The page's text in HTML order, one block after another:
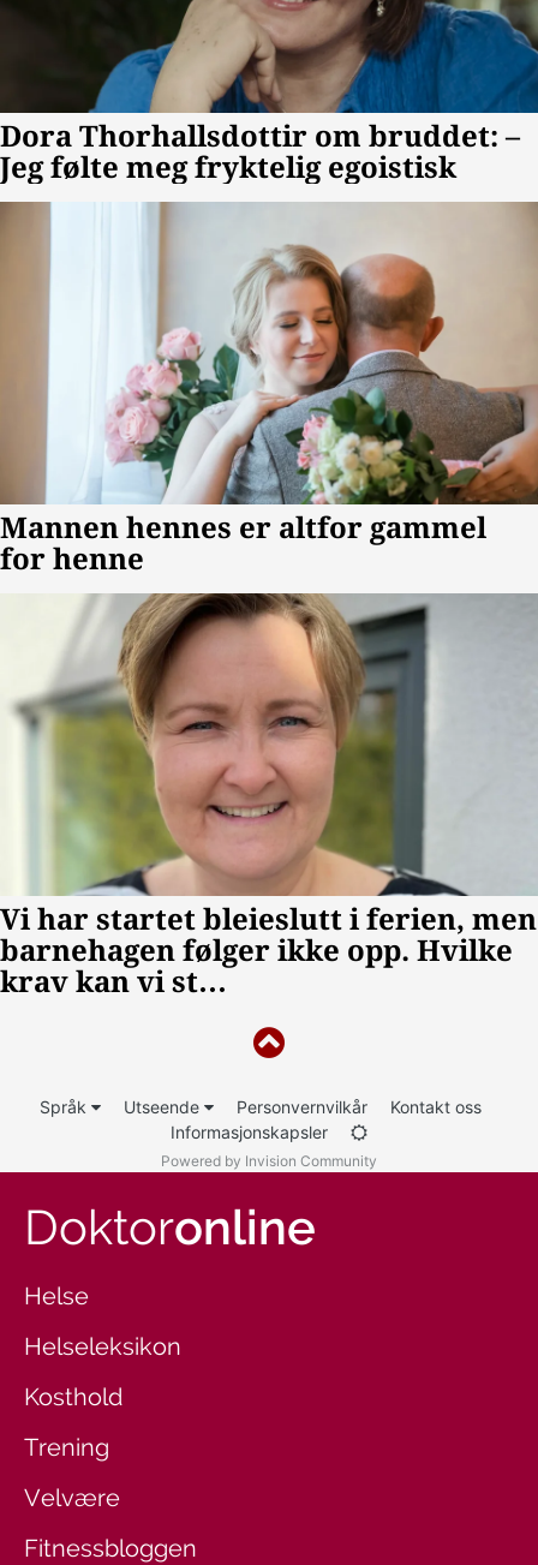
Språk Utseende Personvernvilkår
Kontakt oss
Informasjonskapsler
Powered by Invision Community
Doktoronline
Helse
Helseleksikon
Kosthold
Trening
Velvære
Fitnessbloggen